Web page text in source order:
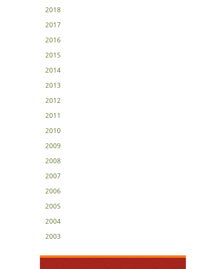
2018
2017
2016
2015
2014
2013
2012
2011
2010
2009
2008
2007
2006
2005
2004
2003